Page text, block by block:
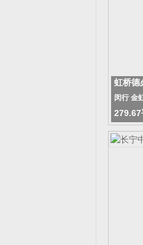
虹桥德
闵行 金
279.67